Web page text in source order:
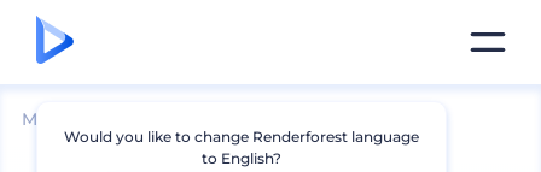
Mockuplar
Would you like to change Renderforest language
to English?